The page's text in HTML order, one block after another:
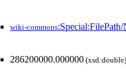
wiki-commons
286200000.000000 (xsd:double)